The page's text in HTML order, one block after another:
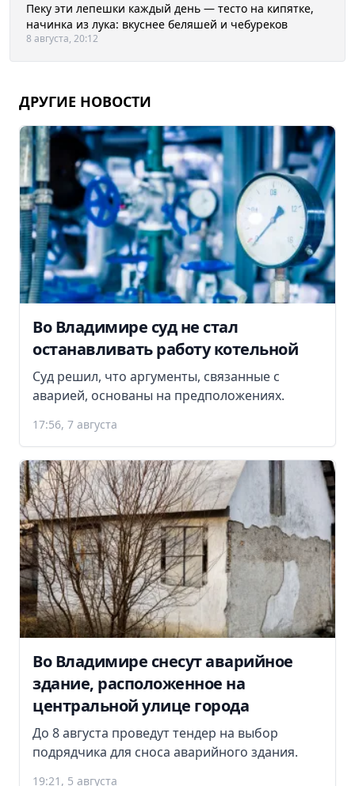
Пеку эти лепешки каждый день — тесто на кипятке,
начинка из лука: вкуснее беляшей и чебуреков
8 августа, 20:12
ДРУГИЕ НОВОСТИ
Во Владимире суд не стал
останавливать работу котельной
Суд решил, что аргументы, связанные с
аварией, основаны на предположениях.
17:56, 7 августа
Во Владимире снесут аварийное
здание, расположенное на
центральной улице города
До 8 августа проведут тендер на выбор
подрядчика для сноса аварийного здания.
19:21, 5 августа